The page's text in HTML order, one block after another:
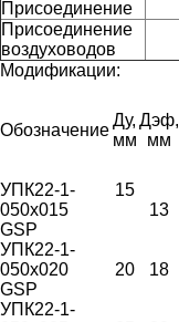
Присоединение
Присоединение
воздуховодов
Модификации:
Обозначение
Ду,
мм
Дэф,
мм
УПК22-1-
050х015
GSP
15
13
УПК22-1-
050х020
GSP
20 18
УПК22-1-